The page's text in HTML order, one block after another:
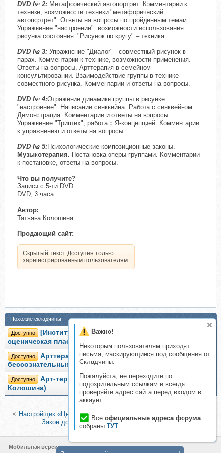
Важно!
Некоторым пользователям приходят
письма, маскирующиеся под сообщения от
Складчины.
Пожалуйста, не переходите по
подозрительным ссылкам и всегда
проверяйте адрес сайта перед входом в
аккаунт.
Все официальные адреса форума
собраны ТУТ
DVD № 2: Метафорический автопортрет. Комментарии к
технике, возможности техники "метафорический
автопортрет". Ответы на вопросы по пройденным темам.
Упражнение "настроение": возможности использования
рисунка состояния. "Рисунок по кругу" – техника.
DVD № 3: Упражнение "Диалог" - совместный рисунок в
парах. Комментарии к технике, возможности применения.
Ответы на вопросы. Арттерапия в семейном
консультировании. Взаимодействие группы в технике
совместного рисунка. Комментарии и ответы на вопросы.
DVD № 4:Отражение динамики группы в рисунке
"настроение". Написание синквейна. Работа с синквейном.
Демонстрация. Комментарии и ответы на вопросы.
Упражнение "Триптих", работа с Я-концепцией. Комментарии
к упражнению и ответы на вопросы.
DVD № 5:Психологические композиционные законы.
Музыкотерапия. Постановка оперы группами. Комментарии
к постановке, ответы на вопросы.
Что вы получите?
Записи с 5-ти DVD
DVD, 3 часа.
Автор:
Татьяна Колошина
Продающий сайт:
Скрытый текст. Доступен только
зарегистрированным пользователям.
Похожие складчины
Доступно
[Институт Гордеева] Драматерапия и
сценическая пластика (Татьяна Колошина)
Доступно
Арттерапия в работе с глубинным
бессознательным, 2015 (Татьяна Колошина)
Доступно
Арт-терапия кризисных состояний (Татьяна
Колошина)
< Настройщик «Целитель» (Марта Николаева-Гарина) |
Закон доминанты, 2014 (Дмитрий Богданов)>
Мобильная версия